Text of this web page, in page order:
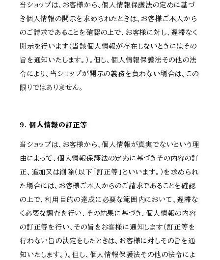
当ショップは、お客様から、個人情報保護法の定めに基づ
き個人情報の開示を求められたときは、お客様ご本人から
のご請求であることを確認の上で、お客様に対し、遅滞なく
開示を行います（当該個人情報が存在しないときにはその
旨を通知いたします。）。但し、個人情報保護法その他の法
令により、当ショップが開示の義務を負わない場合は、この
限りではありません。
9. 個人情報の訂正等
当ショップは、お客様から、個人情報が真実でないという理
由によって、個人情報保護法の定めに基づきその内容の訂
正、追加又は削除（以下「訂正等」といいます。）を求められ
た場合には、お客様ご本人からのご請求であることを確認
の上で、利用目的の達成に必要な範囲内において、遅滞な
く必要な調査を行い、その結果に基づき、個人情報の内容
の訂正等を行い、その旨をお客様に通知します（訂正等を
行わない旨の決定をしたときは、お客様に対しその旨を通
知いたします。）。但し、個人情報保護法その他の法令によ